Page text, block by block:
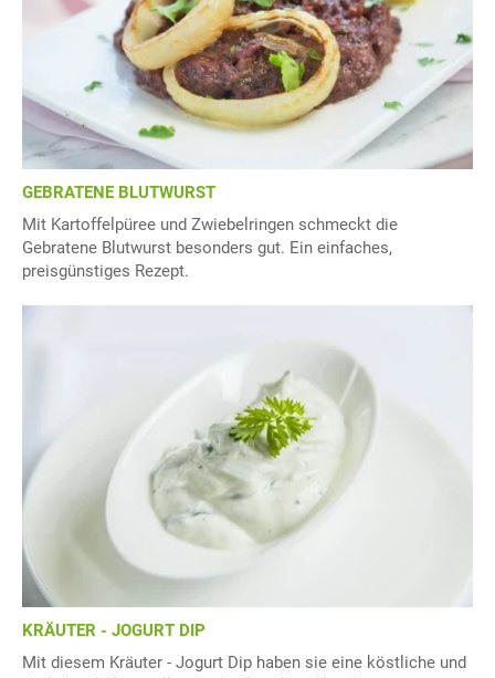
GEBRATENE BLUTWURST
Mit Kartoffelpüree und Zwiebelringen schmeckt die
Gebratene Blutwurst besonders gut. Ein einfaches,
preisgünstiges Rezept.
KRÄUTER - JOGURT DIP
Mit diesem Kräuter - Jogurt Dip haben sie eine köstliche und